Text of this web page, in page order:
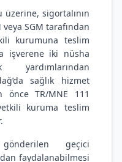
sigortalının
SGM tarafından
kurumuna teslim
işverene iki nüsha
sağlık hizmet
önce TR/MNE 111
kuruma teslim
gönderilen geçici
faydalanabilmesi